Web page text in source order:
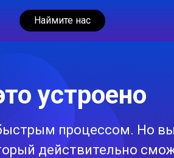
Наймите нас
устроено
процессом. Но
действительно